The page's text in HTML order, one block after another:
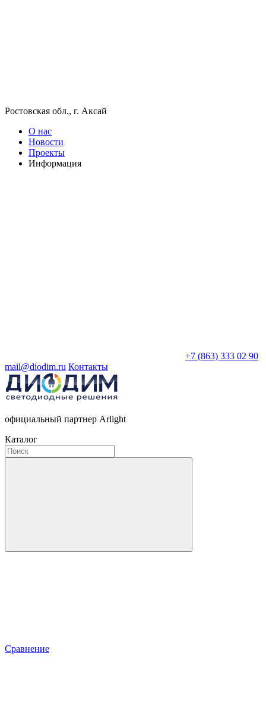
Ростовская обл., г. Аксай
О нас
Новости
Проекты
Информация
+7 (863) 333 02 90
mail@diodim.ru Контакты
официальный партнер Arlight
Каталог
Сравнение